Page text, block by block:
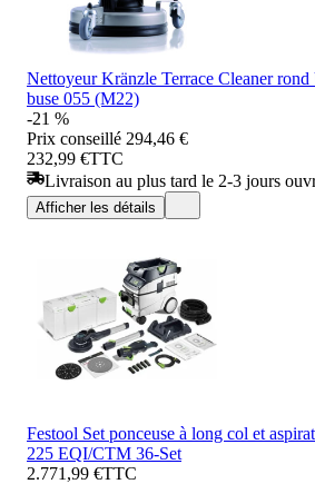
Nettoyeur Kränzle Terrace Cleaner
buse 055 (M22)
-21 %
Prix conseillé 294,46 €
232,99 €TTC
Livraison au plus tard le 2-3 jours
Afficher les détails
Festool Set ponceuse à long col et
225 EQI/CTM 36-Set
2.771,99 €TTC